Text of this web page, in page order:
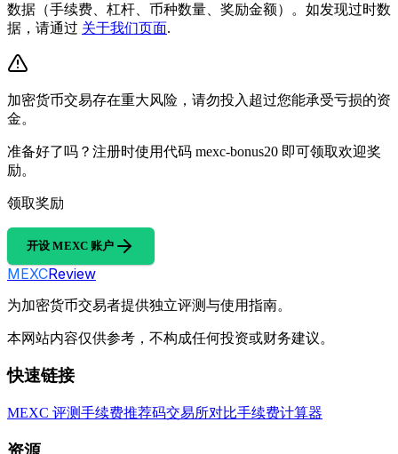
数据（手续费、杠杆、币种数量、奖励金额）。如发现过时数
据，请通过 关于我们页面.
加密货币交易存在重大风险，请勿投入超过您能承受亏损的资
金。
准备好了吗？注册时使用代码 mexc-bonus20 即可领取欢迎奖
励。
领取奖励
开设 MEXC 账户
MEXCReview
为加密货币交易者提供独立评测与使用指南。
本网站内容仅供参考，不构成任何投资或财务建议。
快速链接
MEXC 评测手续费推荐码交易所对比手续费计算器